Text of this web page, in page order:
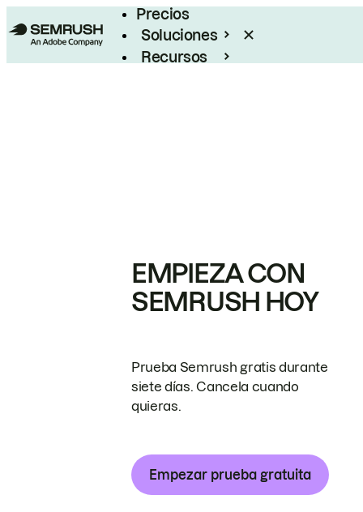
Precios
Soluciones
Recursos
EMPIEZA CON
SEMRUSH HOY
Prueba Semrush gratis durante
siete días. Cancela cuando
quieras.
Empezar prueba gratuita